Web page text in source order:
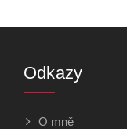
Odkazy
O mně